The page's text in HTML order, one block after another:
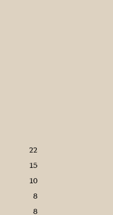
22
15
10
8
8